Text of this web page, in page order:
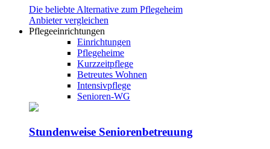
Die beliebte Alternative zum Pflegeheim
Anbieter vergleichen
Pflegeeinrichtungen
Einrichtungen
Pflegeheime
Kurzzeitpflege
Betreutes Wohnen
Intensivpflege
Senioren-WG
Stundenweise Seniorenbetreuung